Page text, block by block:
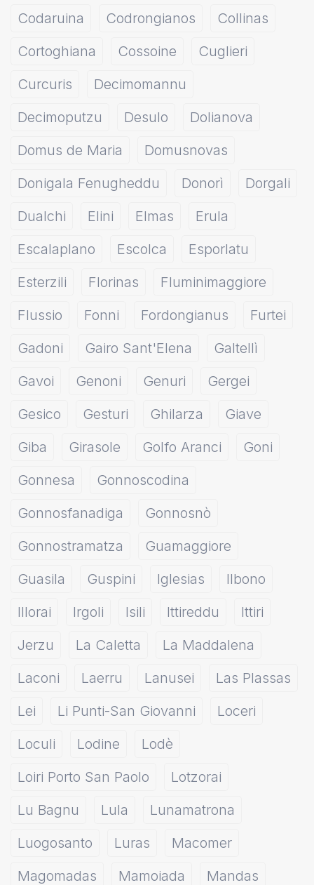
Codaruina Codrongianos
Collinas
Cortoghiana
Cossoine
Cuglieri
Curcuris
Decimomannu
Decimoputzu
Desulo
Dolianova
Domus de Maria
Domusnovas
Donigala Fenugheddu
Donorì
Dorgali
Dualchi
Elini Elmas
Erula
Escalaplano
Escolca
Esporlatu
Esterzili
Florinas
Fluminimaggiore
Flussio
Fonni Fordongianus
Furtei
Gadoni
Gairo Sant'Elena
Galtellì
Gavoi
Genoni Genuri
Gergei
Gesico
Gesturi Ghilarza
Giave
Giba
Girasole Golfo Aranci
Goni
Gonnesa
Gonnoscodina
Gonnosfanadiga
Gonnosnò
Gonnostramatza
Guamaggiore
Guasila
Guspini Iglesias
Ilbono
Illorai
Irgoli Isili Ittireddu
Ittiri
Jerzu
La Caletta
La Maddalena
Laconi
Laerru Lanusei
Las Plassas
Lei
Li Punti-San Giovanni
Loceri
Loculi
Lodine
Lodè
Loiri Porto San Paolo
Lotzorai
Lu Bagnu
Lula
Lunamatrona
Luogosanto
Luras
Macomer
Magomadas
Mamoiada
Mandas